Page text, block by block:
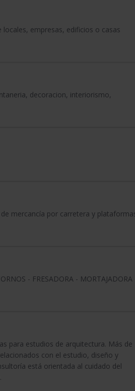
empresas, edificios o casas
decoracion, interiorismo,
mercancía por carretera y
- FRESADORA - MORTAJADORA
para estudios de arquitectura. Más de
con el estudio, diseño y
está orientada al cuidado del